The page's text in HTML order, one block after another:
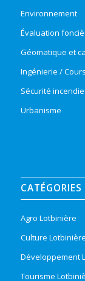
Environnement
Évaluation
Géomatique et
Ingénierie /
Sécurité incendie
Urbanisme
CATÉGORIES
Agro Lotbinière
Culture Lotbinière
Développement
Tourisme